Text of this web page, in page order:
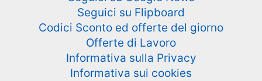
Seguici su Flipboard
Codici Sconto ed offerte del giorno
Offerte di Lavoro
Informativa sulla Privacy
Informativa sui cookies